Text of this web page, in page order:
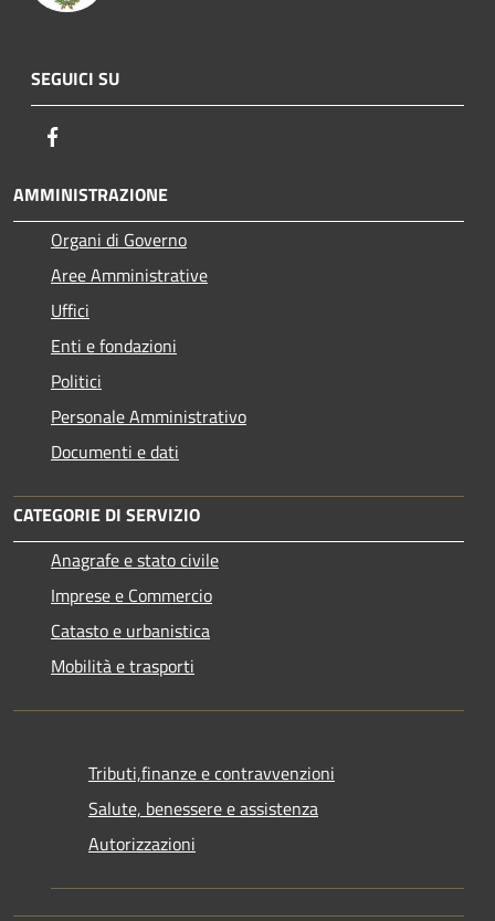
SEGUICI SU
AMMINISTRAZIONE
Organi di Governo
Aree Amministrative
Uffici
Enti e fondazioni
Politici
Personale Amministrativo
Documenti e dati
CATEGORIE DI SERVIZIO
Anagrafe e stato civile
Imprese e Commercio
Catasto e urbanistica
Mobilità e trasporti
Tributi,finanze e contravvenzioni
Salute, benessere e assistenza
Autorizzazioni